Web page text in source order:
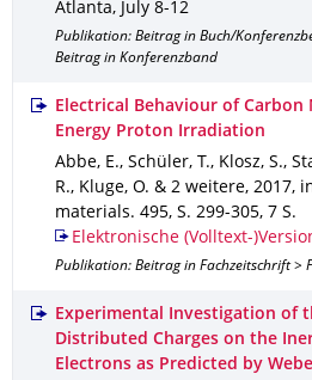
Atlanta, July 8-12
Publikation: Beitrag in Buch/
Beitrag in Konferenzband
Electrical Behaviour of
Energy Proton Irradiation
Abbe, E., Schüler, T., Klosz, S.,
R., Kluge, O. & 2 weitere, 2017,
materials. 495, S. 299-305, 7 S.
Elektronische (Volltext-
Publikation: Beitrag in Fachzeitschrift >
Experimental Investigation of
Distributed Charges on the
Electrons as Predicted by